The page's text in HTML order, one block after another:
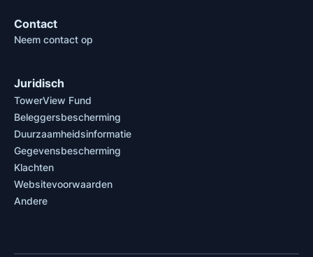
Contact
Neem contact op
Juridisch
TowerView Fund
Beleggersbescherming
Duurzaamheidsinformatie
Gegevensbescherming
Klachten
Websitevoorwaarden
Andere